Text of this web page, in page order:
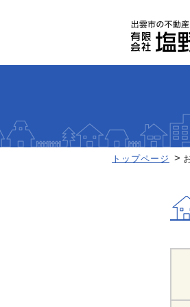
トップページ